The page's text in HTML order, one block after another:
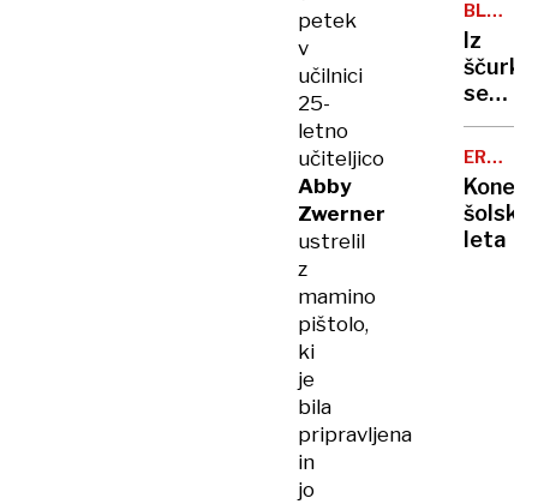
petek
v
učilnici
25-
letno
učiteljico
Abby
Zwerner
ustrelil
z
mamino
pištolo,
ki
je
bila
pripravljena
in
jo
BLIŽNJI
VZHOD
Iz
ščurka
se
ne
more
izleči
metulj
ERVIN
-Konec
leta